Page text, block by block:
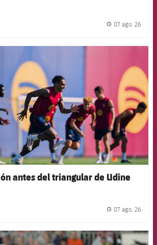
07 ago. 26
antes del triangular de Udine
07 ago. 26
FCB Barcelona badge